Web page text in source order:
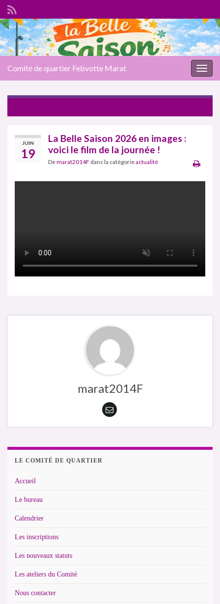
Comité de quartier Febvotte Marat
JUIN
19
La Belle Saison 2026 en images :
voici le film de la journée !
Demarat2014F dans la catégorieactualité
marat2014F
LE COMITÉ DE QUARTIER
Accueil
Le bureau
Calendrier
Les inscriptions
Les nouveaux statuts
Les ateliers du Comité
Nous contacter